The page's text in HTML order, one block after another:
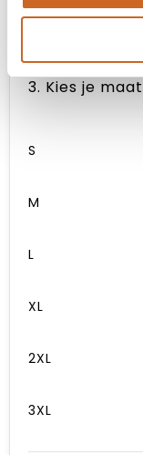
3. Kies je maat
S
M
L
XL
2XL
3XL